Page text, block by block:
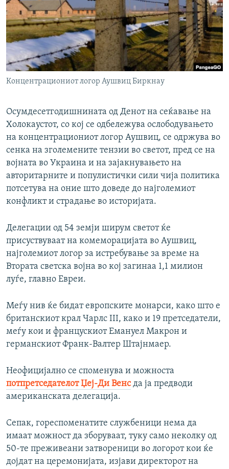
Концентрациониот логор Аушвиц Биркнау
Осумдесетгодишнината од Денот на сеќавање на
Холокаустот, со кој се одбележува ослободувањето
на концентрациониот логор Аушвиц, се одржува во
сенка на зголемените тензии во светот, пред се на
војната во Украина и на зајакнувањето на
авторитарните и популистички сили чија политика
потсетува на оние што доведе до најголемиот
конфликт и страдање во историјата.
Делегации од 54 земји ширум светот ќе
присуствуваат на комеморацијата во Аушвиц,
најголемиот логор за истребување за време на
Втората светска војна во кој загинаа 1,1 милион
луѓе, главно Евреи.
Меѓу нив ќе бидат европските монарси, како што е
британскиот крал Чарлс III, како и 19 претседатели,
меѓу кои и францускиот Емануел Макрон и
германскиот Франк-Валтер Штајнмаер.
Неофицијално се споменува и можноста
потпретседателот Џеј-Ди Венсда ја предводи
американската делегација.
Сепак, гореспоменатите службеници нема да
имаат можност да зборуваат, туку само неколку од
50-те преживеани затвореници во логорот кои ќе
дојдат на церемонијата, изјави директорот на